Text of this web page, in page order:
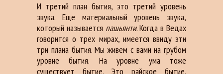
И третий план бытия, это третий уровень
звука. Еще материальный уровень звука,
который называется пашьянти. Когда в Ведах
говорится о трех мирах, имеется ввиду эти
три плана бытия. Мы живем с вами на грубом
уровне бытия. На уровне ума тоже
существует бытие. Это райское бытие.